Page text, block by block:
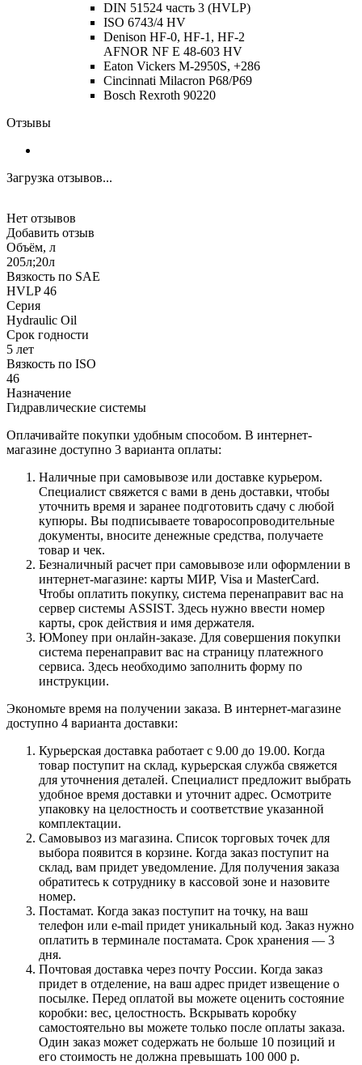
DIN 51524 часть 3 (HVLP)
ISO 6743/4 HV
Denison HF-0, HF-1, HF-2
AFNOR NF E 48-603 HV
Eaton Vickers M-2950S, +286
Cincinnati Milacron P68/P69
Bosch Rexroth 90220
Отзывы
Загрузка отзывов...
Нет отзывов
Добавить отзыв
Объём, л
205л;20л
Вязкость по SAE
HVLP 46
Серия
Hydraulic Oil
Срок годности
5 лет
Вязкость по ISO
46
Назначение
Гидравлические системы
Оплачивайте покупки удобным способом. В интернет-
магазине доступно 3 варианта оплаты:
Наличные при самовывозе или доставке курьером.
Специалист свяжется с вами в день доставки, чтобы
уточнить время и заранее подготовить сдачу с любой
купюры. Вы подписываете товаросопроводительные
документы, вносите денежные средства, получаете
товар и чек.
Безналичный расчет при самовывозе или оформлении в
интернет-магазине: карты МИР, Visa и MasterCard.
Чтобы оплатить покупку, система перенаправит вас на
сервер системы ASSIST. Здесь нужно ввести номер
карты, срок действия и имя держателя.
ЮMoney при онлайн-заказе. Для совершения покупки
система перенаправит вас на страницу платежного
сервиса. Здесь необходимо заполнить форму по
инструкции.
Экономьте время на получении заказа. В интернет-магазине
доступно 4 варианта доставки:
Курьерская доставка работает с 9.00 до 19.00. Когда
товар поступит на склад, курьерская служба свяжется
для уточнения деталей. Специалист предложит выбрать
удобное время доставки и уточнит адрес. Осмотрите
упаковку на целостность и соответствие указанной
комплектации.
Самовывоз из магазина. Список торговых точек для
выбора появится в корзине. Когда заказ поступит на
склад, вам придет уведомление. Для получения заказа
обратитесь к сотруднику в кассовой зоне и назовите
номер.
Постамат. Когда заказ поступит на точку, на ваш
телефон или e-mail придет уникальный код. Заказ нужно
оплатить в терминале постамата. Срок хранения — 3
дня.
Почтовая доставка через почту России. Когда заказ
придет в отделение, на ваш адрес придет извещение о
посылке. Перед оплатой вы можете оценить состояние
коробки: вес, целостность. Вскрывать коробку
самостоятельно вы можете только после оплаты заказа.
Один заказ может содержать не больше 10 позиций и
его стоимость не должна превышать 100 000 р.